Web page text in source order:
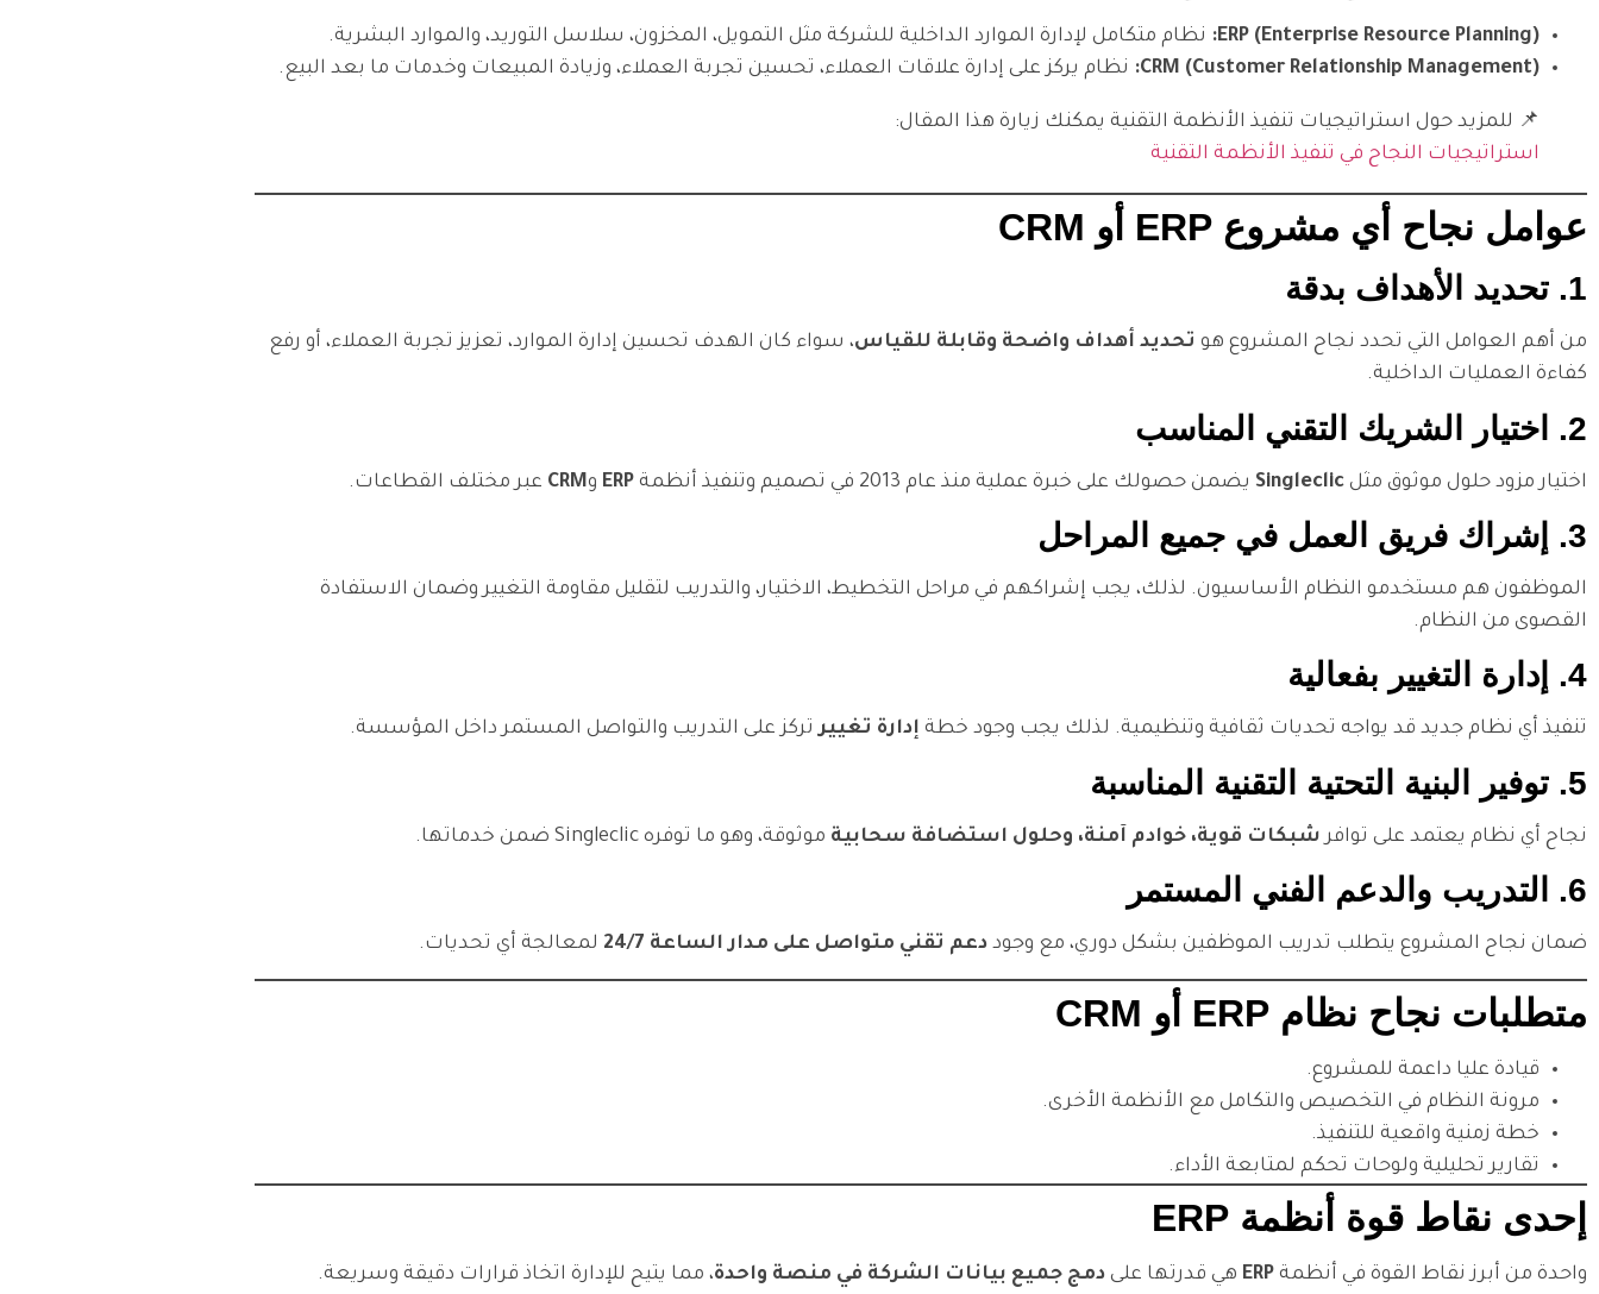
ERP (Enterprise Resource Planning):
نظام متكامل لإدارة الموارد الداخلية للشركة مثل التمويل، المخزون، سلاسل التوريد، والموارد البشرية.
CRM (Customer Relationship Management):
نظام يركز على إدارة علاقات العملاء، تحسين تجربة العملاء، وزيادة المبيعات وخدمات ما بعد البيع.
📌 للمزيد حول استراتيجيات تنفيذ الأنظمة التقنية يمكنك زيارة هذا المقال:
استراتيجيات النجاح في تنفيذ الأنظمة التقنية
عوامل نجاح أي مشروع ERP أو CRM
1. تحديد الأهداف بدقة
من أهم العوامل التي تحدد نجاح المشروع هو تحديد أهداف واضحة وقابلة للقياس، سواء كان الهدف تحسين إدارة الموارد، تعزيز تجربة العملاء، أو رفع
كفاءة العمليات الداخلية.
2. اختيار الشريك التقني المناسب
اختيار مزود حلول موثوق مثل Singleclic يضمن حصولك على خبرة عملية منذ عام 2013 في تصميم وتنفيذ أنظمة ERP وCRM عبر مختلف القطاعات.
3. إشراك فريق العمل في جميع المراحل
الموظفون هم مستخدمو النظام الأساسيون. لذلك، يجب إشراكهم في مراحل التخطيط، الاختيار، والتدريب لتقليل مقاومة التغيير وضمان الاستفادة
القصوى من النظام.
4. إدارة التغيير بفعالية
تنفيذ أي نظام جديد قد يواجه تحديات ثقافية وتنظيمية. لذلك يجب وجود خطة إدارة تغييرتركز على التدريب والتواصل المستمر داخل المؤسسة.
5. توفير البنية التحتية التقنية المناسبة
نجاح أي نظام يعتمد على توافرشبكات قوية، خوادم آمنة، وحلول استضافة سحابية موثوقة، وهو ما توفره Singleclic ضمن خدماتها.
6. التدريب والدعم الفني المستمر
ضمان نجاح المشروع يتطلب تدريب الموظفين بشكل دوري، مع وجود دعم تقني متواصل على مدار الساعة 24/7 لمعالجة أي تحديات.
متطلبات نجاح نظام ERP أو CRM
قيادة عليا داعمة للمشروع.
مرونة النظام في التخصيص والتكامل مع الأنظمة الأخرى.
خطة زمنية واقعية للتنفيذ.
تقارير تحليلية ولوحات تحكم لمتابعة الأداء.
إحدى نقاط قوة أنظمة ERP
واحدة من أبرز نقاط القوة في أنظمة ERP هي قدرتها على دمج جميع بيانات الشركة في منصة واحدة، مما يتيح للإدارة اتخاذ قرارات دقيقة وسريعة.